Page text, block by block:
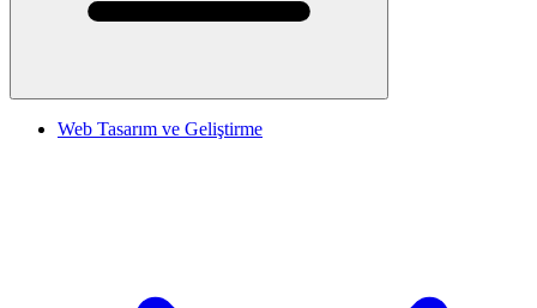
Web Tasarım ve Geliştirme